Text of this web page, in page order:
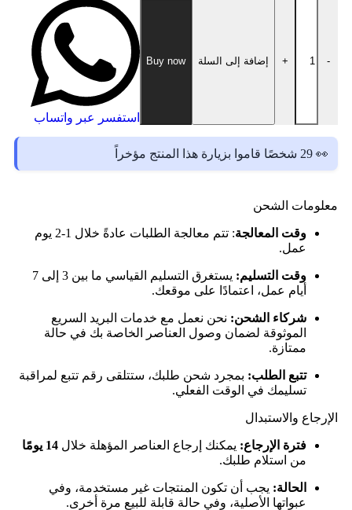
-
+ إضافة إلى السلة Buy now
استفسر عبر واتساب
👀 29 شخصًا قاموا بزيارة هذا المنتج مؤخراً
معلومات الشحن
وقت المعالجة
: تتم معالجة الطلبات عادةً خلال 1-2 يوم
عمل.
وقت التسليم:
يستغرق التسليم القياسي ما بين 3 إلى 7
أيام عمل، اعتمادًا على موقعك.
شركاء الشحن: نحن نعمل مع خدمات البريد السريع
الموثوقة لضمان وصول العناصر الخاصة بك في حالة
ممتازة.
تتبع الطلب: بمجرد شحن طلبك، ستتلقى رقم تتبع لمراقبة
تسليمك في الوقت الفعلي.
الإرجاع والاستبدال
فترة الإرجاع: يمكنك إرجاع العناصر المؤهلة خلال
من استلام طلبك.
الحالة: يجب أن تكون المنتجات غير مستخدمة، وفي
عبواتها الأصلية، وفي حالة قابلة للبيع مرة أخرى.